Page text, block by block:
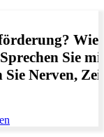
Wie
Sie
Sie Nerven,